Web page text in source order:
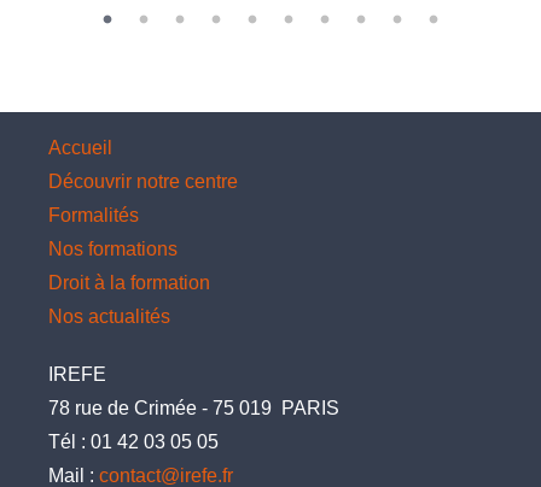
Accueil
Découvrir notre centre
Formalités
Nos formations
Droit à la formation
Nos actualités
IREFE
78 rue de Crimée - 75 019 PARIS
Tél : 01 42 03 05 05
Mail : contact@irefe.fr